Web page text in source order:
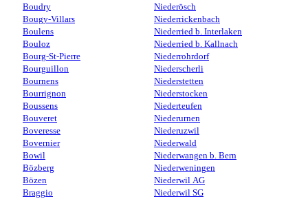
Boudry
Bougy-Villars
Boulens
Bouloz
Bourg-St-Pierre
Bourguillon
Bournens
Bourrignon
Boussens
Bouveret
Boveresse
Bovernier
Bowil
Bözberg
Bözen
Braggio
Niederösch
Niederrickenbach
Niederried b. Interlaken
Niederried b. Kallnach
Niederrohrdorf
Niederscherli
Niederstetten
Niederstocken
Niederteufen
Niederurnen
Niederuzwil
Niederwald
Niederwangen b. Bern
Niederweningen
Niederwil AG
Niederwil SG